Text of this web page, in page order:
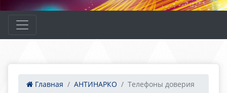
Главная АНТИНАРКО Телефоны доверия